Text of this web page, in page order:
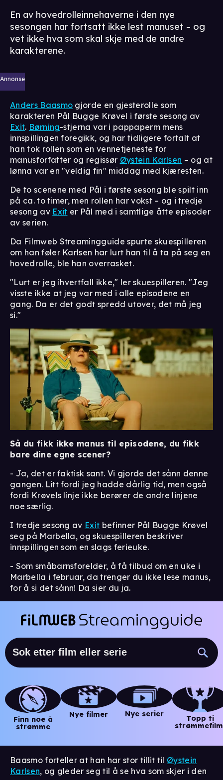
En av hovedrolleinnehaverne i den nye
sesongen har fortsatt ikke lest manuset – og
vet ikke hva som skal skje med de andre
karakterene.
Annonse
Anders Baasmo gjorde en gjesterolle som
karakteren Pål Bugge Krøvel i første sesong av
Exit. Børning-stjerna var i pappaperm mens
innspillingen foregikk, og har tidligere fortalt at
han tok rollen som en vennetjeneste for
manusforfatter og regissør Øystein Karlsen – og at
lønna var en "veldig fin" middag med kjæresten.
De to scenene med Pål i første sesong ble spilt inn
på ca. to timer, men rollen har vokst – og i tredje
sesong av Exit er Pål med i samtlige åtte episoder
av serien.
Da Filmweb Streamingguide spurte skuespilleren
om han føler Karlsen har lurt han til å ta på seg en
hovedrolle, ble han overrasket.
"Lurt er jeg ihvertfall ikke," ler skuespilleren. "Jeg
visste ikke at jeg var med i alle episodene en
gang. Da er det godt spredd utover, det må jeg
si."
Så du fikk ikke manus til episodene, du fikk
bare dine egne scener?
- Ja, det er faktisk sant. Vi gjorde det sånn denne
gangen. Litt fordi jeg hadde dårlig tid, men også
fordi Krøvels linje ikke berører de andre linjene
noe særlig.
I tredje sesong av Exit befinner Pål Bugge Krøvel
seg på Marbella, og skuespilleren beskriver
innspillingen som en slags ferieuke.
- Som småbarnsforelder, å få tilbud om en uke i
Marbella i februar, da trenger du ikke lese manus,
for å si det sånn! Da sier du ja.
Finn noe å
strømme
Nye filmer Nye serier
Topp ti
Baasmo forteller at han har stor tillit til Øystein
Karlsen, og gleder seg til å se hva som skjer i den